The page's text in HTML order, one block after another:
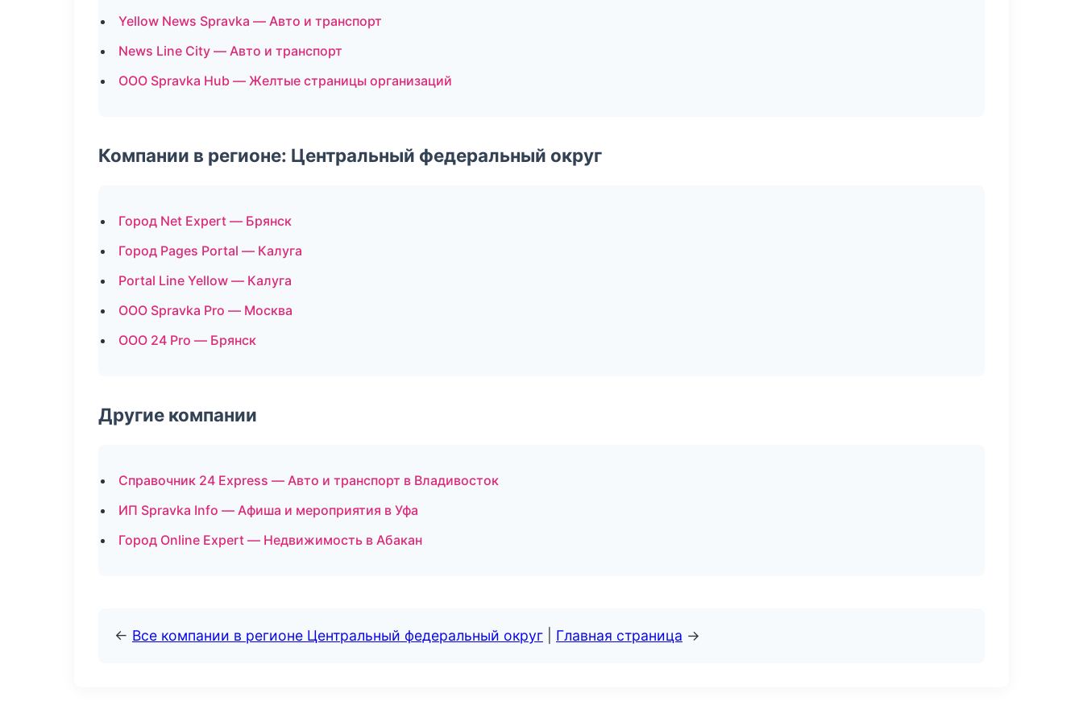
Yellow News Spravka — Авто и транспорт
News Line City — Авто и транспорт
ООО Spravka Hub — Желтые страницы организаций
Компании в регионе: Центральный федеральный округ
Город Net Expert — Брянск
Город Pages Portal — Калуга
Portal Line Yellow — Калуга
ООО Spravka Pro — Москва
ООО 24 Pro — Брянск
Другие компании
Справочник 24 Express — Авто и транспорт в Владивосток
ИП Spravka Info — Афиша и мероприятия в Уфа
Город Online Expert — Недвижимость в Абакан
← Все компании в регионе Центральный федеральный округ Главная страница →